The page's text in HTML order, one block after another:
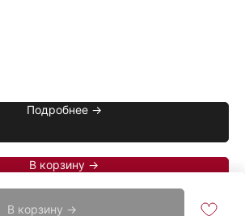
В корзину →
Подробнее →
В корзину →